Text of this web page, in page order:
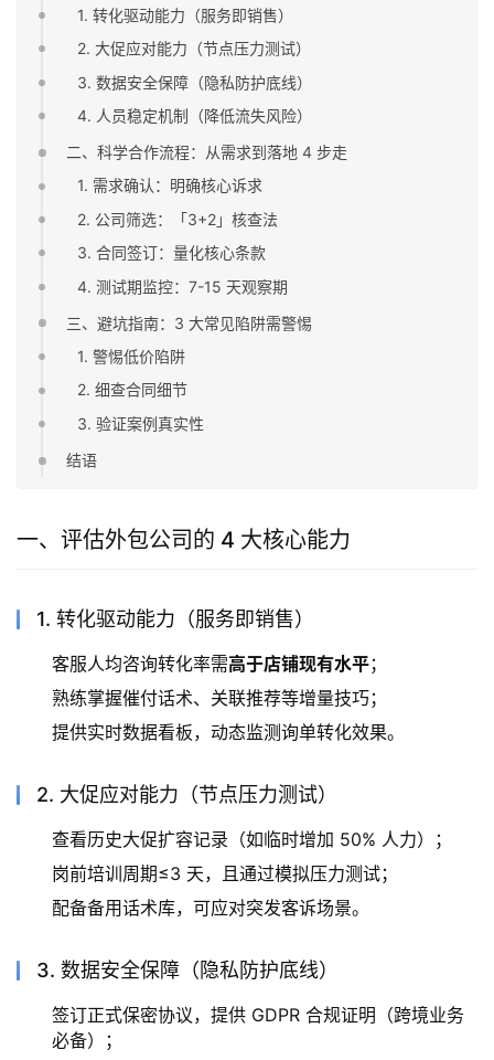
1. 转化驱动能力（服务即销售）
2. 大促应对能力（节点压力测试）
3. 数据安全保障（隐私防护底线）
4. 人员稳定机制（降低流失风险）
二、科学合作流程：从需求到落地 4 步走
1. 需求确认：明确核心诉求
2. 公司筛选：「3+2」核查法
3. 合同签订：量化核心条款
4. 测试期监控：7-15 天观察期
三、避坑指南：3 大常见陷阱需警惕
1. 警惕低价陷阱
2. 细查合同细节
3. 验证案例真实性
结语
一、评估外包公司的 4 大核心能力
1. 转化驱动能力（服务即销售）
客服人均咨询转化率需高于店铺现有水平；
熟练掌握催付话术、关联推荐等增量技巧；
提供实时数据看板，动态监测询单转化效果。
2. 大促应对能力（节点压力测试）
查看历史大促扩容记录（如临时增加 50% 人力）；
岗前培训周期≤3 天，且通过模拟压力测试；
配备备用话术库，可应对突发客诉场景。
3. 数据安全保障（隐私防护底线）
签订正式保密协议，提供 GDPR 合规证明（跨境业务
必备）；